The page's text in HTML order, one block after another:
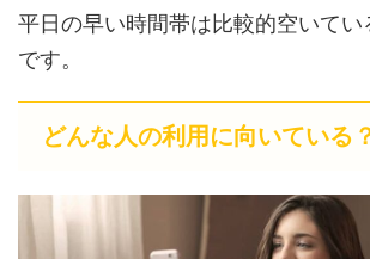
平日の早い時間帯は比較的空いてい
です。
どんな人の利用に向いている